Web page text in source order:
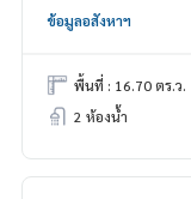
ข้อมูลอสังหาฯ
พื้นที่ : 16.70 ตร.ว.
2 ห้องน้ำ